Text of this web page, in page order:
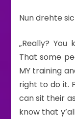
Nun drehte
„Really?
That some
MY training
right to do it.
can sit their
know that